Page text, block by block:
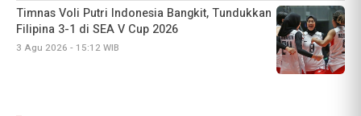
Sebelum Dilaporkan Ke Polisi, Holila Alias Lela
Sebelumnya Pernah Buat Pernyataan di Kantor
Desa
5 Agu 2026 - 16:33 WIB